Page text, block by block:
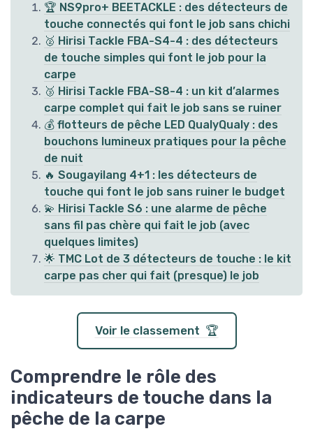
🏆 NS9pro+ BEETACKLE : des détecteurs de
touche connectés qui font le job sans chichi
🥈 Hirisi Tackle FBA-S4-4 : des détecteurs
de touche simples qui font le job pour la
carpe
🥉 Hirisi Tackle FBA-S8-4 : un kit d’alarmes
carpe complet qui fait le job sans se ruiner
💰 flotteurs de pêche LED QualyQualy : des
bouchons lumineux pratiques pour la pêche
de nuit
🔥 Sougayilang 4+1 : les détecteurs de
touche qui font le job sans ruiner le budget
💫 Hirisi Tackle S6 : une alarme de pêche
sans fil pas chère qui fait le job (avec
quelques limites)
🌟 TMC Lot de 3 détecteurs de touche : le kit
carpe pas cher qui fait (presque) le job
Voir le classement 🏆
Comprendre le rôle des
indicateurs de touche dans la
pêche de la carpe